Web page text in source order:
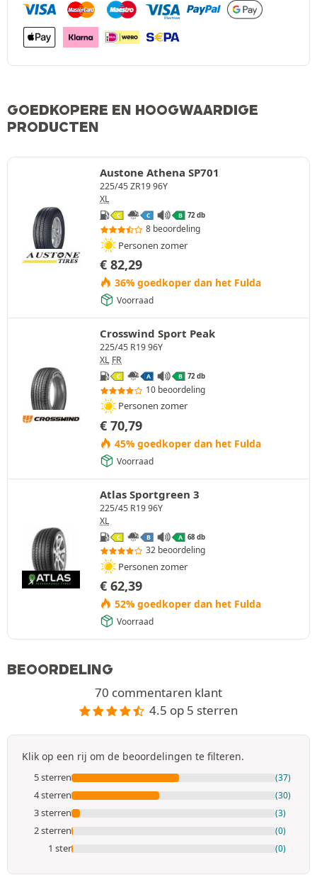
GOEDKOPERE EN HOOGWAARDIGE
PRODUCTEN
Austone Athena SP701
225/45 ZR19 96Y
XL
C C B 72 db
8 beoordeling
Personen zomer
€ 82,29
36% goedkoper dan het Fulda
Voorraad
Crosswind Sport Peak
225/45 R19 96Y
XL FR
C A B 72 db
10 beoordeling
Personen zomer
€ 70,79
45% goedkoper dan het Fulda
Voorraad
Atlas Sportgreen 3
225/45 R19 96Y
XL
C B A 68 db
32 beoordeling
Personen zomer
€ 62,39
52% goedkoper dan het Fulda
Voorraad
BEOORDELING
70 commentaren klant
4.5 op 5 sterren
Klik op een rij om de beoordelingen te filteren.
5 sterren (37)
4 sterren (30)
3 sterren (3)
2 sterren (0)
1 ster (0)